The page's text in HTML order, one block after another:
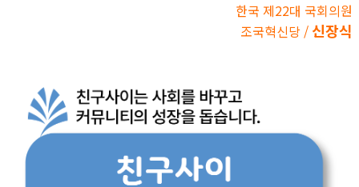
한국 제22대 국회의원
조국혁신당 / 신장식